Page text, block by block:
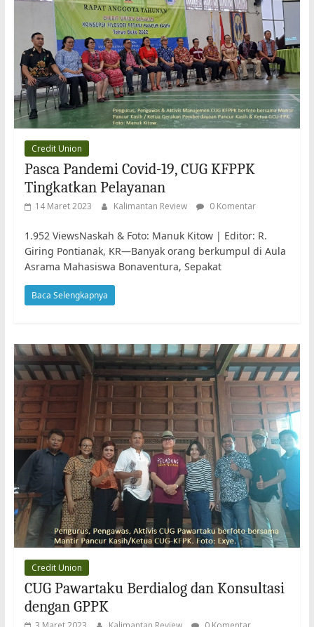
Credit Union
Pasca Pandemi Covid-19, CUG KFPPK
Tingkatkan Pelayanan
14 Maret 2023 Kalimantan Review 0 Komentar
1.952 ViewsNaskah & Foto: Manuk Kitow | Editor: R.
Giring Pontianak, KR—Banyak orang berkumpul di Aula
Asrama Mahasiswa Bonaventura, Sepakat
Baca Selengkapnya
Credit Union
CUG Pawartaku Berdialog dan Konsultasi
dengan GPPK